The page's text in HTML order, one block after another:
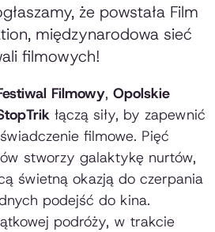
że powstała Film
międzynarodowa sieć
filmowych!
Filmowy, Opolskie
łączą siły, by zapewnić
filmowe. Pięć
stworzy galaktykę nurtów,
świetną okazją do czerpania
podejść do kina.
podróży, w trakcie